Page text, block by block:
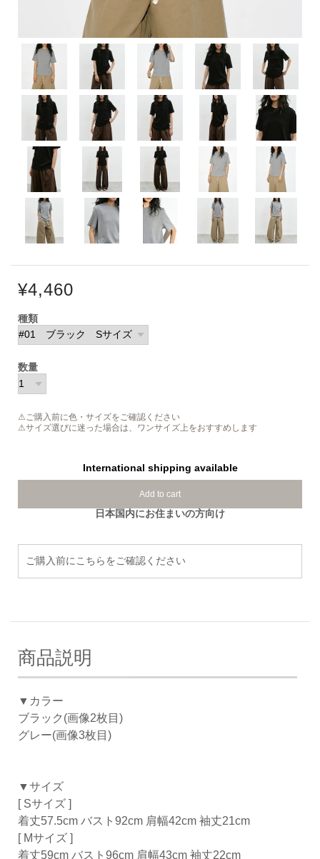
¥4,460
種類
数量
⚠ご購入前に色・サイズをご確認ください
⚠サイズ選びに迷った場合は、ワンサイズ上をおすすめします
International shipping available
Add to cart
日本国内にお住まいの方向け
ご購入前にこちらをご確認ください
商品説明
▼カラー
ブラック(画像2枚目)
グレー(画像3枚目)
▼サイズ
[ Sサイズ ]
着丈57.5cm バスト92cm 肩幅42cm 袖丈21cm
[ Mサイズ ]
着丈59cm バスト96cm 肩幅43cm 袖丈22cm